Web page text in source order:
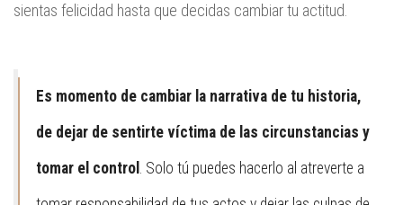
sientas felicidad hasta que decidas cambiar tu actitud.
Es momento de cambiar la narrativa de tu historia,
de dejar de sentirte víctima de las circunstancias y
tomar el control . Solo tú puedes hacerlo al atreverte a